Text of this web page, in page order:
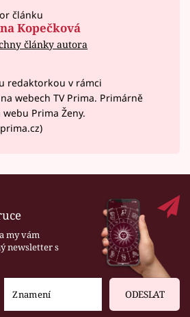
článku
Kopečková
články autora
redaktorkou v rámci
webech TV Prima. Primárně
Prima Ženy.
my vám
newsletter s
ODESLAT